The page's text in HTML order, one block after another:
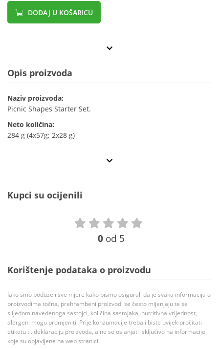
DODAJ U KOŠARICU
Opis proizvoda
Naziv proizvoda:
Picnic Shapes Starter Set.
Neto količina:
284 g (4x57g; 2x28 g)
Kupci su ocijenili
0 od 5
Korištenje podataka o proizvodu
Iako smo poduzeli sve mjere kako bismo osigurali da je svaka informacija o
proizvodima točna, prehrambeni proizvodi se često mijenjaju te se
slijedom navedenoga sastojci, količina sastojaka, nutritivna vrijednost,
alergeni mogu promjeniti. Prije konzumacije trebali biste uvijek pročitati
etiketu tj. deklaraciju proizvoda, a ne se oslanjati isključivo na informacije
koje su objavljene na web stranici.